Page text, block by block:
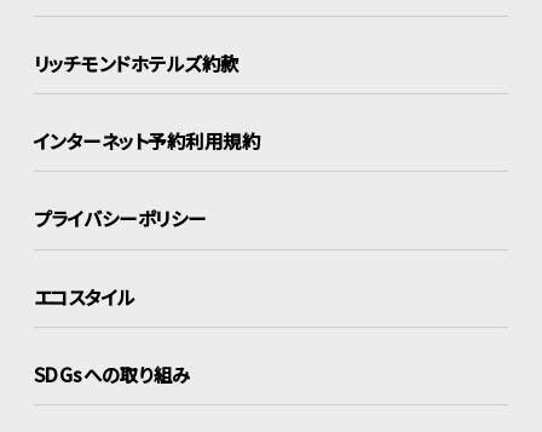
リッチモンドホテルズ約款
インターネット予約利用規約
プライバシーポリシー
エコスタイル
SDGsへの取り組み